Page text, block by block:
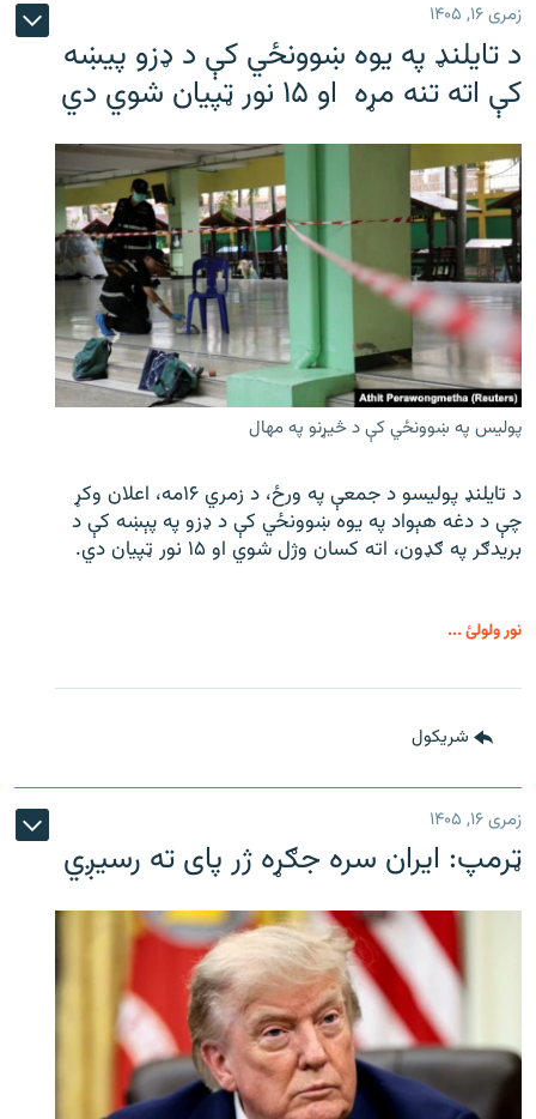
زمری ۱۶, ۱۴۰۵
د تایلنډ په یوه ښوونځي کې د ډزو پیښه
کې اته تنه مړه او ۱۵ نور ټپیان شوي دي
پولیس په ښوونځي کې د څیړنو په مهال
د تایلنډ پولیسو د جمعې په ورځ، د زمري ۱۶مه، اعلان وکړ
چې د دغه هېواد په یوه ښوونځي کې د ډزو په پېښه کې د
بریدګر په ګډون، اته کسان وژل شوي او ۱۵ نور ټپیان دي.
نور ولولئ ...
شريکول
زمری ۱۶, ۱۴۰۵
ټرمپ: ایران سره جګړه ژر پای ته رسیږي